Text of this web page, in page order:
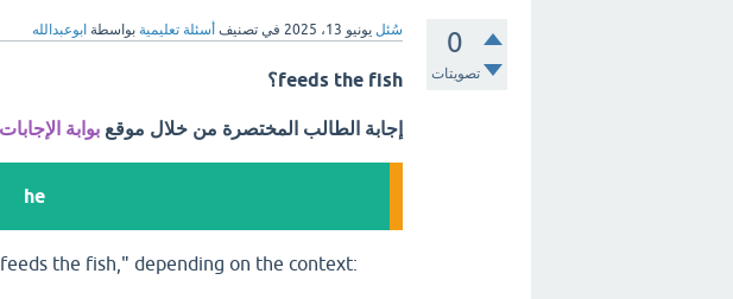
0
تصويتات
سُئل يونيو 13، 2025 في تصنيف أسئلة تعليمية بواسطة ابوعبدالله
feeds the fish؟
إجابة الطالب المختصرة من خلال موقع بوابة الإجابات
he
the fish, " depending on the context: